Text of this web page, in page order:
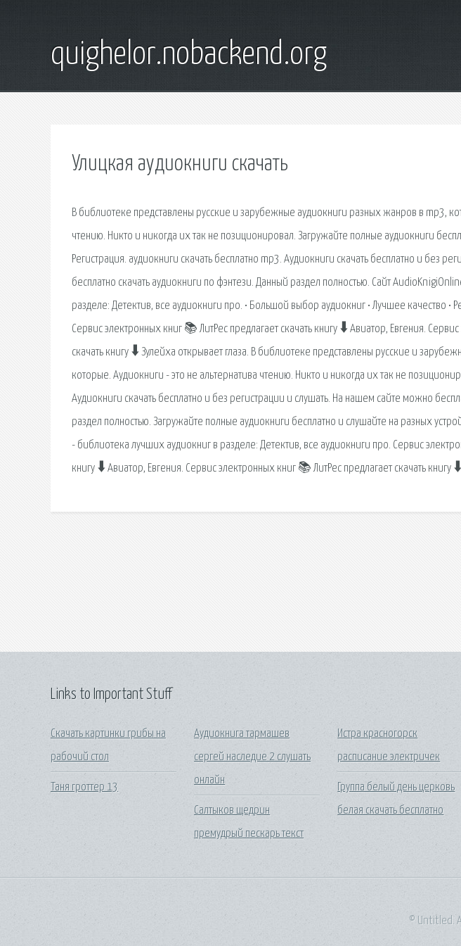
quighelor.nobackend.org
Улицкая аудиокниги скачать
В библиотеке представлены русские и зарубежные аудиокниги разных жанров в mp3,
чтению. Никто и никогда их так не позиционировал. Загружайте полные аудиокниги
Регистрация. аудиокниги скачать бесплатно mp3. Аудиокниги скачать бесплатно и без
бесплатно скачать аудиокниги по фэнтези. Данный раздел полностью. Сайт
разделе: Детектив, все аудиокниги про. • Большой выбор аудиокниг • Лучшее качество •
Сервис электронных книг 📚 ЛитРес предлагает скачать книгу 🠳 Авиатор, Евгения.
скачать книгу 🠳 Зулейха открывает глаза. В библиотеке представлены русские и
которые. Аудиокниги - это не альтернатива чтению. Никто и никогда их так не
Аудиокниги скачать бесплатно и без регистрации и слушать. На нашем сайте можно
раздел полностью. Загружайте полные аудиокниги бесплатно и слушайте на разных
- библиотека лучших аудиокниг в разделе: Детектив, все аудиокниги про. Сервис
книгу 🠳 Авиатор, Евгения. Сервис электронных книг 📚 ЛитРес предлагает скачать книгу
Links to Important Stuff
Скачать картинки грибы на
рабочий стол
Таня гроттер 13
Аудиокнига тармашев
сергей наследие 2 слушать
онлайн
Салтыков щедрин
премудрый пескарь текст
Истра красногорск
расписание электричек
Группа белый день церковь
белая скачать бесплатно
© Untitled.